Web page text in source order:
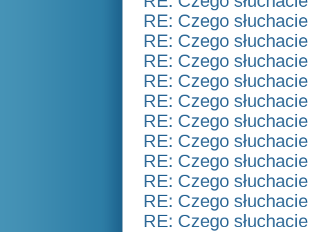
RE: Czego
RE: Czego
RE: Czego
RE: Czego
RE: Czego
RE: Czego
RE: Czego
RE: Czego
RE: Czego
RE: Czego
RE: Czego